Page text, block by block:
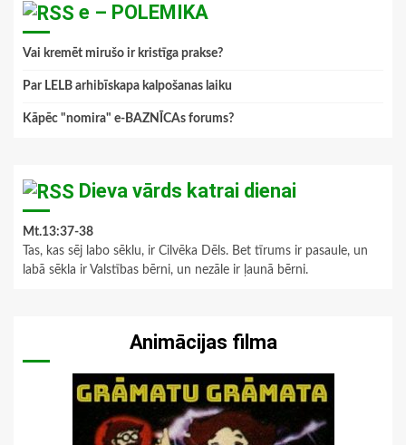
e – POLEMIKA
Vai kremēt mirušo ir kristīga prakse?
Par LELB arhibīskapa kalpošanas laiku
Kāpēc "nomira" e-BAZNĪCAs forums?
Dieva vārds katrai dienai
Mt.13:37-38
Tas, kas sēj labo sēklu, ir Cilvēka Dēls. Bet tīrums ir pasaule, un
labā sēkla ir Valstības bērni, un nezāle ir ļaunā bērni.
Animācijas filma